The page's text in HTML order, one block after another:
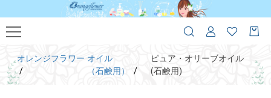
オレンジフラワー オイル
（石鹸用）
ピュア・オリーブオイル
(石鹸用)